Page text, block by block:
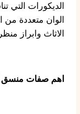
الديكورات التي
الوان متعددة
الاثاث وابراز
اهم صفات منسق